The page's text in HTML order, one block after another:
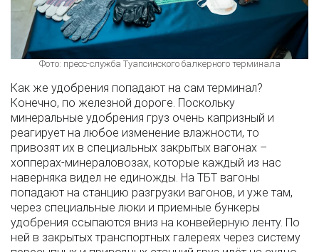
Фото: пресс-служба Туапсинского балкерного терминала
Как же удобрения попадают на сам терминал?
Конечно, по железной дороге. Поскольку
минеральные удобрения груз очень капризный и
реагирует на любое изменение влажности, то
привозят их в специальных закрытых вагонах –
хопперах-минераловозах, которые каждый из нас
наверняка видел не единожды. На ТБТ вагоны
попадают на станцию разгрузки вагонов, и уже там,
через специальные люки и приемные бункеры
удобрения ссыпаются вниз на конвейерную ленту. По
ней в закрытых транспортных галереях через систему